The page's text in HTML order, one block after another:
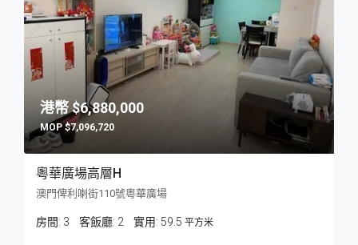
$6,880,000
$7,096,720
粵華廣場高層H
澳門俾利喇街110號粵華廣場
房間: 3 客飯廳: 2 59.5 平方米